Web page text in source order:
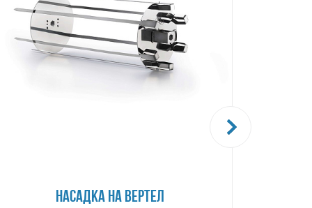
НАСАДКА НА ВЕРТЕЛ